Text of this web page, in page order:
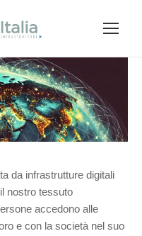
da infrastrutture digitali
nostro tessuto
accedono alle
e con la società nel suo